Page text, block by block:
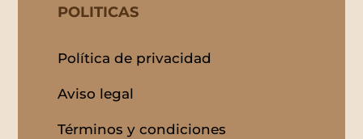
POLITICAS
Política de privacidad
Aviso legal
Términos y condiciones